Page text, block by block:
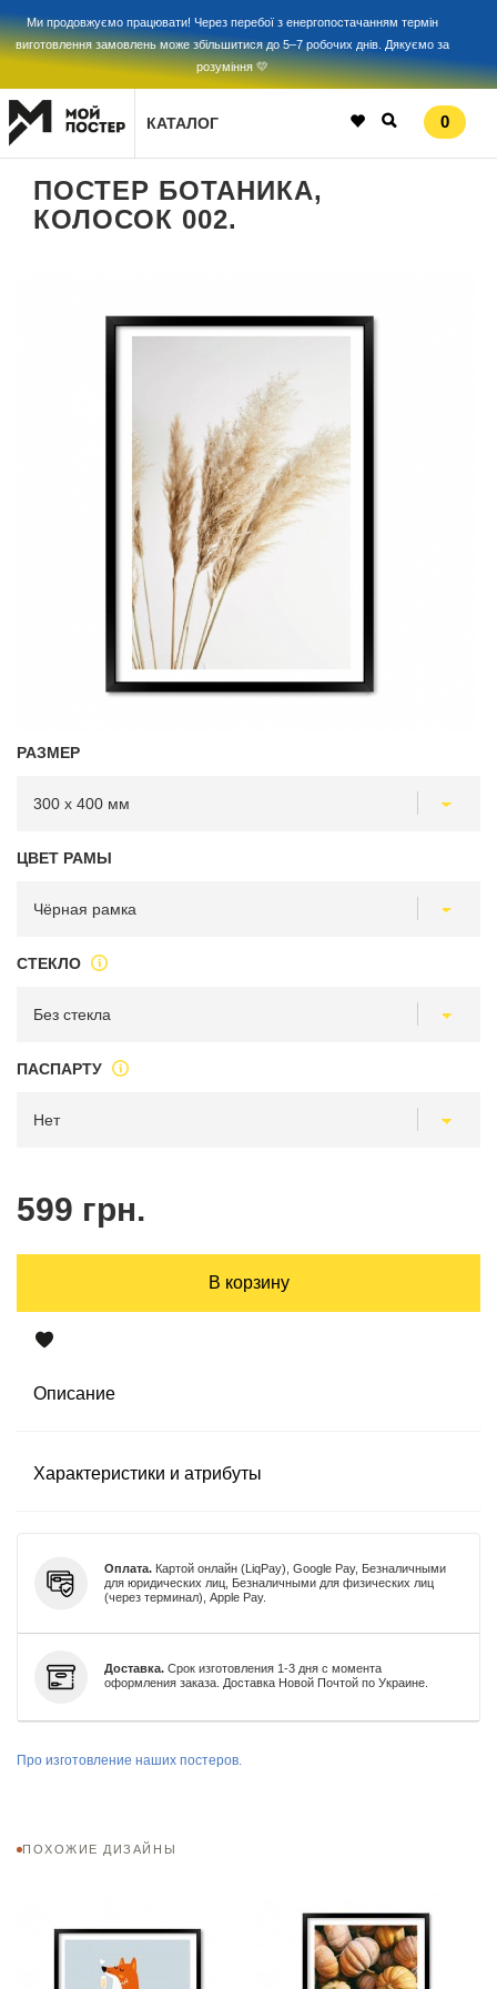
Ми продовжуємо працювати! Через перебої з енергопостачанням термін
виготовлення замовлень може збільшитися до 5–7 робочих днів. Дякуємо за
розуміння 💛
КАТАЛОГ 0
ПОСТЕР БОТАНИКА,
КОЛОСОК 002.
РАЗМЕР
ЦВЕТ РАМЫ
СТЕКЛО
ПАСПАРТУ
599 грн.
В корзину
Описание
Характеристики и атрибуты
Оплата. Картой онлайн (LiqPay), Google Pay, Безналичными
для юридических лиц, Безналичными для физических лиц
(через терминал), Apple Pay.
Доставка. Срок изготовления 1-3 дня с момента
оформления заказа. Доставка Новой Почтой по Украине.
Про изготовление наших постеров.
ПОХОЖИЕ ДИЗАЙНЫ